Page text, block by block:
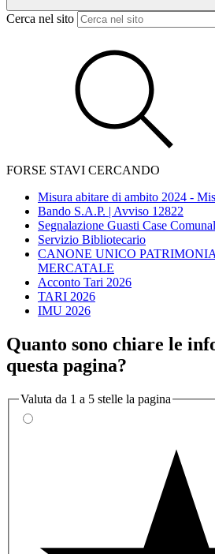
Cerca nel sito
FORSE STAVI CERCANDO
Misura abitare di ambito 2024 -
Bando S.A.P. | Avviso 12822
Segnalazione Guasti Case
Servizio Bibliotecario
CANONE UNICO
MERCATALE
Acconto Tari 2026
TARI 2026
IMU 2026
Quanto sono chiare le
questa pagina?
Valuta da 1 a 5 stelle la pagina